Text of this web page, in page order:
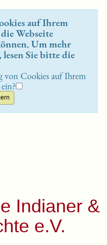
auf Ihrem
Webseite
Um mehr
Sie bitte die
von Cookies auf Ihrem
Indianer &
e.V.